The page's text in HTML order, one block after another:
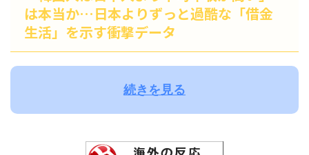
は本当か…日本よりずっと過酷な「借金
生活」を示す衝撃データ
続きを見る